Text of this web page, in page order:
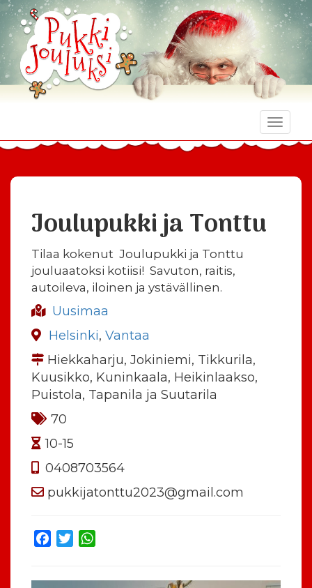
Toggle
Joulupukki ja Tonttu
Tilaa kokenut Joulupukki ja Tonttu
jouluaatoksi kotiisi! Savuton, raitis,
autoileva, iloinen ja ystävällinen.
Uusimaa
Helsinki, Vantaa
Hiekkaharju, Jokiniemi, Tikkurila,
Kuusikko, Kuninkaala, Heikinlaakso,
Puistola, Tapanila ja Suutarila
70
10-15
0408703564
pukkijatonttu2023@gmail.com
Facebook
Twitter